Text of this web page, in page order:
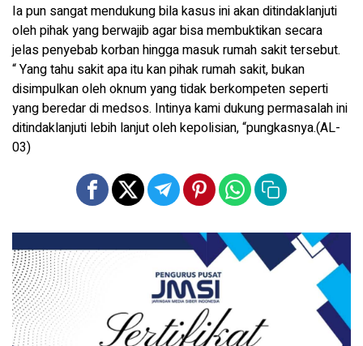
Ia pun sangat mendukung bila kasus ini akan ditindaklanjuti
oleh pihak yang berwajib agar bisa membuktikan secara
jelas penyebab korban hingga masuk rumah sakit tersebut.
“ Yang tahu sakit apa itu kan pihak rumah sakit, bukan
disimpulkan oleh oknum yang tidak berkompeten seperti
yang beredar di medsos. Intinya kami dukung permasalah ini
ditindaklanjuti lebih lanjut oleh kepolisian, “pungkasnya.(AL-
03)